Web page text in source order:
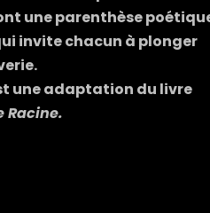
une parenthèse
invite chacun à plonger
une adaptation du livre
Racine.